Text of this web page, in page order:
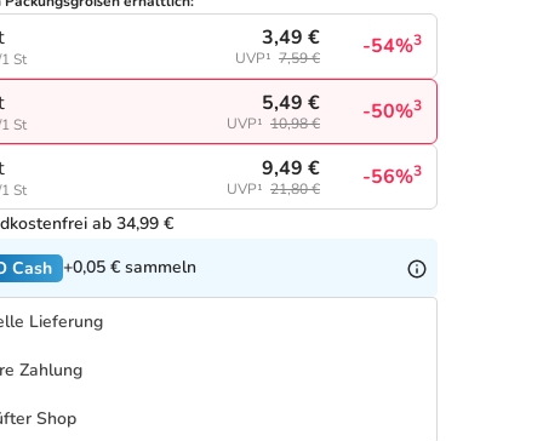
St
3,49 €
UVP¹ 7,59 € -54%3
St
5,49 €
UVP¹ 10,98 € -50%3
St
9,49 €
UVP¹ 21,80 € -56%3
ab 34,99 €
Cash +0,05 € sammeln
Lieferung
Zahlung
Shop